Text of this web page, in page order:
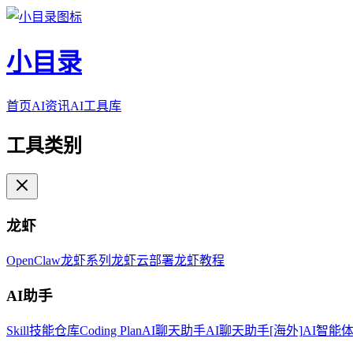
小目录
首页AI资讯AI工具库
工具类别
龙虾
OpenClaw龙虾系列 龙虾云部署龙虾教程
AI助手
Skill技能仓库Coding PlanAI聊天助手AI聊天助手[海外]AI智能体